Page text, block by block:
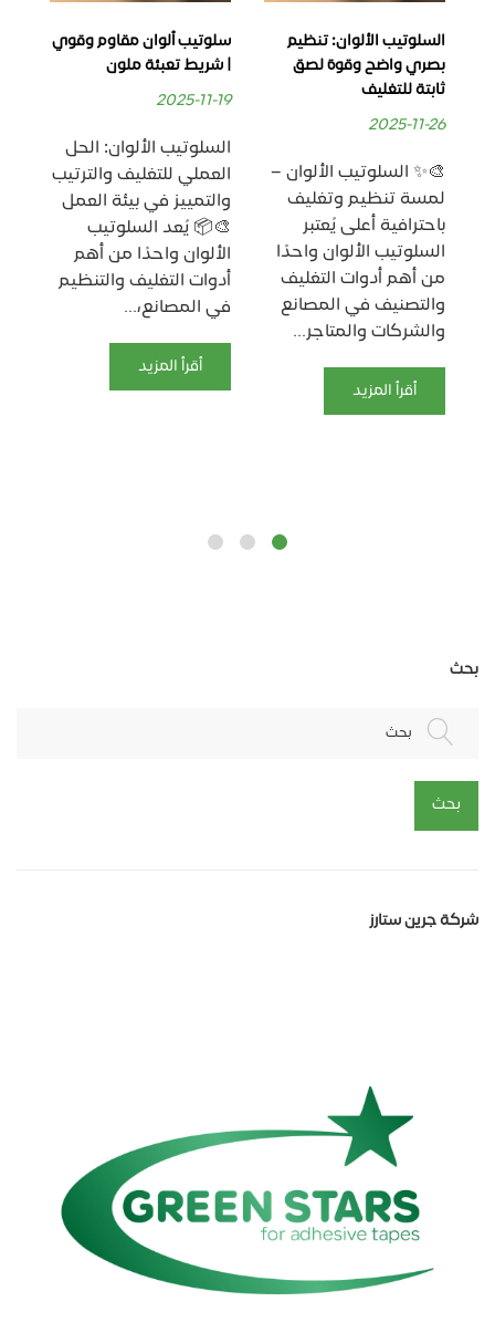
السلوتيب الألوان: تنظيم
بصري واضح وقوة لصق
ثابتة للتغليف
2025-11-26
🎨✨ السلوتيب الألوان –
لمسة تنظيم وتغليف
باحترافية أعلى يُعتبر
السلوتيب الألوان واحدًا
من أهم أدوات التغليف
والتصنيف في المصانع
والشركات والمتاجر...
أقرأ المزيد
سلوتيب ألوان مقاوم وقوي
| شريط تعبئة ملون
2025-11-19
السلوتيب الألوان: الحل
العملي للتغليف والترتيب
والتمييز في بيئة العمل
🎨📦 يُعد السلوتيب
الألوان واحدًا من أهم
أدوات التغليف والتنظيم
في المصانع،...
أقرأ المزيد
بحث
بحث
شركة جرين ستارز